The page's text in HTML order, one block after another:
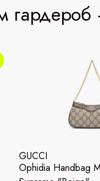
GUCCI
Ophidia Handbag